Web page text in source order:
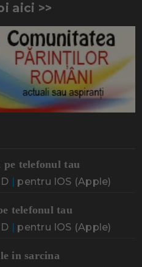
aici >>
pe telefonul tau
| pentru IOS (Apple)
telefonul tau
| pentru IOS (Apple)
in sarcina